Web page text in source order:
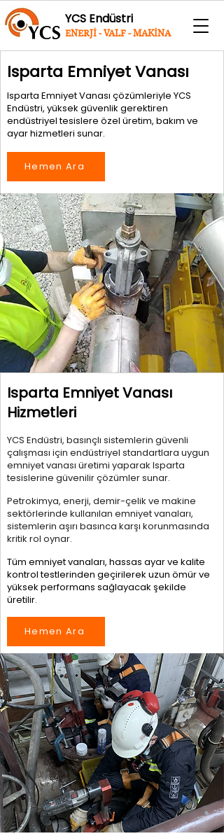
YCS Endüstri
ENERJİ - VALF - MAKİNA
Isparta Emniyet Vanası
Isparta Emniyet Vanası çözümleriyle YCS
Endüstri, yüksek güvenlik gerektiren
endüstriyel tesislere özel üretim, bakım ve
ayar hizmetleri sunar.
Hemen Ara
Isparta Emniyet Vanası
Hizmetleri
YCS Endüstri, basınçlı sistemlerin güvenli
çalışması için endüstriyel standartlara uygun
emniyet vanası üretimi yaparak Isparta
tesislerine güvenilir çözümler sunar.
Petrokimya, enerji, demir-çelik ve makine
sektörlerinde kullanılan emniyet vanaları,
sistemlerin aşırı basınca karşı korunmasında
kritik rol oynar.
Tüm emniyet vanaları, hassas ayar ve kalite
kontrol testlerinden geçirilerek uzun ömür ve
yüksek performans sağlayacak şekilde
üretilir.
Hemen Ara